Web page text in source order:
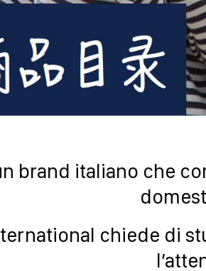
brand italiano che
chiede di